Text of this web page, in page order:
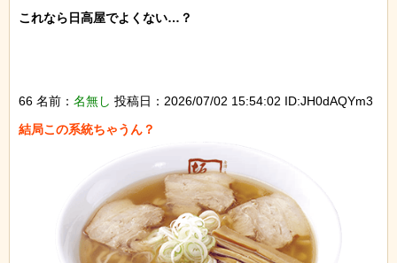
これなら日高屋でよくない…？
66 名前： 名無し 投稿日：2026/07/02 15:54:02 ID:JH0dAQYm3